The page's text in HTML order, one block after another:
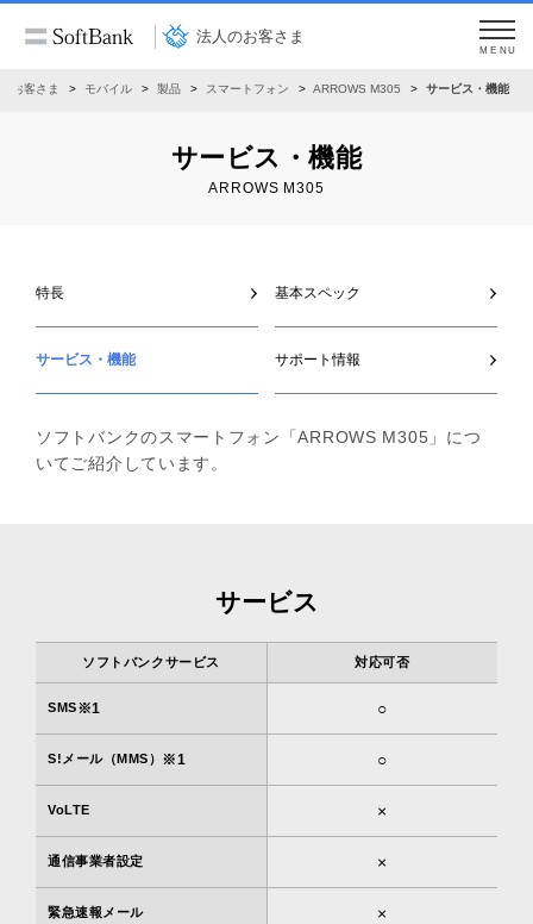
法人のお客さま
MENU
お客さま モバイル 製品 スマートフォン ARROWS M305 サービス・機能
サービス・機能
ARROWS M305
特長 基本スペック
サービス・機能 サポート情報
ソフトバンクのスマートフォン「ARROWS M305」につ
いてご紹介しています。
サービス
ソフトバンクサービス 対応可否
SMS※1 ○
S!メール（MMS） ※1 ○
VoLTE ×
通信事業者設定 ×
緊急速報メール ×